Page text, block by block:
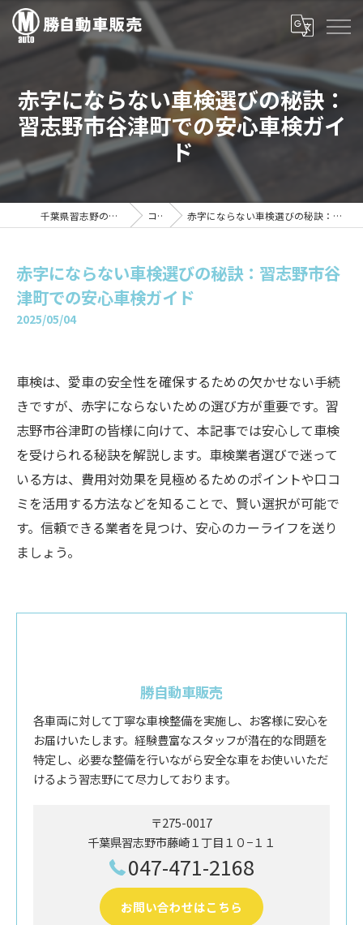
赤字にならない車検選びの秘訣：
習志野市谷津町での安心車検ガイ
ド
千葉県習志野の車検は勝自動車販売 コラム 赤字にならない車検選びの秘訣：習志野市谷津町での安心車検ガイド
赤字にならない車検選びの秘訣：習志野市谷
津町での安心車検ガイド
2025/05/04
車検は、愛車の安全性を確保するための欠かせない手続
きですが、赤字にならないための選び方が重要です。習
志野市谷津町の皆様に向けて、本記事では安心して車検
を受けられる秘訣を解説します。車検業者選びで迷って
いる方は、費用対効果を見極めるためのポイントや口コ
ミを活用する方法などを知ることで、賢い選択が可能で
す。信頼できる業者を見つけ、安心のカーライフを送り
ましょう。
勝自動車販売
各車両に対して丁寧な車検整備を実施し、お客様に安心を
お届けいたします。経験豊富なスタッフが潜在的な問題を
特定し、必要な整備を行いながら安全な車をお使いいただ
けるよう習志野にて尽力しております。
〒275-0017
千葉県習志野市藤崎１丁目１０−１１
047-471-2168
お問い合わせはこちら